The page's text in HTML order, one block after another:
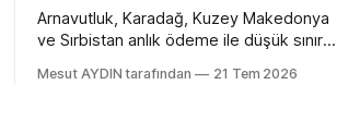
Arnavutluk, Karadağ, Kuzey Makedonya
ve Sırbistan anlık ödeme ile düşük sınır
değil, AB şemsiyesi altında standart ithal
Mesut AYDIN tarafından 21 Tem 2026